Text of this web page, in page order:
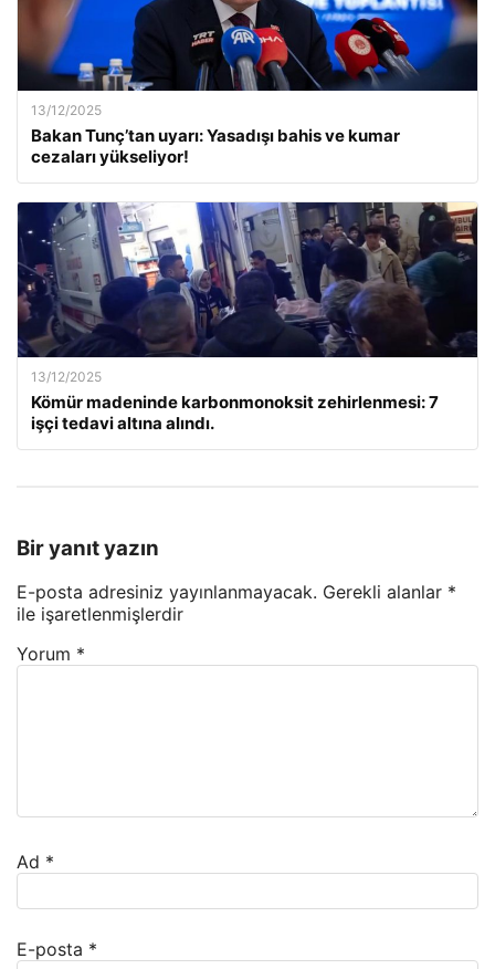
13/12/2025
Bakan Tunç’tan uyarı: Yasadışı bahis ve kumar
cezaları yükseliyor!
13/12/2025
Kömür madeninde karbonmonoksit zehirlenmesi: 7
işçi tedavi altına alındı.
Bir yanıt yazın
E-posta adresiniz yayınlanmayacak. Gerekli alanlar *
ile işaretlenmişlerdir
Yorum *
Ad *
E-posta *